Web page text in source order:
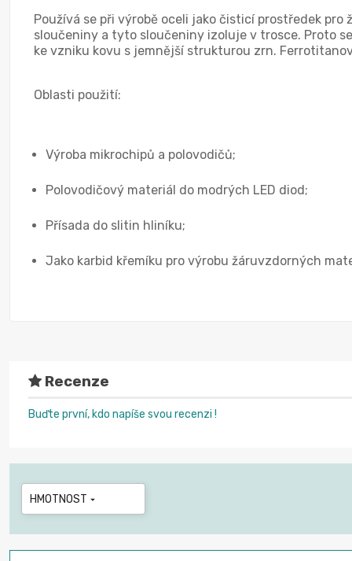
Používá se při výrobě oceli jako čisticí prostředek
sloučeniny a tyto sloučeniny izoluje v trosce. Proto
ke vzniku kovu s jemnější strukturou zrn.
Oblasti použití:
Výroba mikrochipů a polovodičů;
Polovodičový materiál do modrých LED diod;
Přísada do slitin hliníku;
Jako karbid křemíku pro výrobu žáruvzdorných
Recenze
Buďte první, kdo napíše svou recenzi !
HMOTNOST 